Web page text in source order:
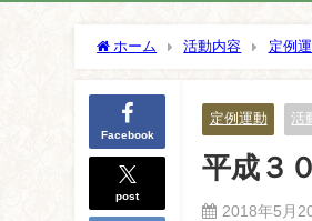
ホーム 活動内容 定例
Facebook
post
定例運動 活
平成３
2018年5月